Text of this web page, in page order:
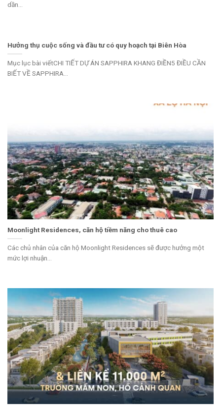
dần...
Hưởng thụ cuộc sống và đầu tư có quy hoạch tại Biên Hòa
Mục lục bài viếtCHI TIẾT DỰ ÁN SAPPHIRA KHANG ĐIỀN5 ĐIỀU CẦN
BIẾT VỀ SAPPHIRA...
Moonlight Residences, căn hộ tiềm năng cho thuê cao
Các chủ nhân của căn hộ Moonlight Residences sẽ được hưởng một
mức lợi nhuận...